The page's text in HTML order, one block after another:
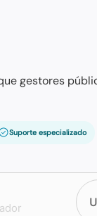
gestores
Suporte especializado